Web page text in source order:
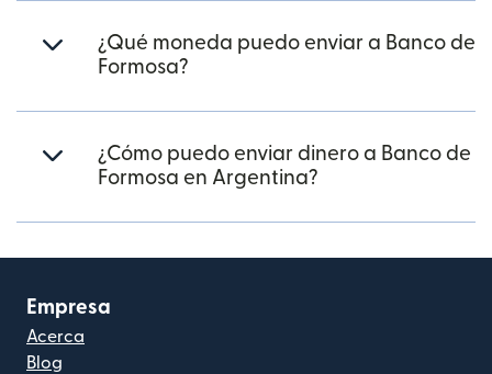
¿Qué moneda puedo enviar a Banco de
Formosa?
¿Cómo puedo enviar dinero a Banco de
Formosa en Argentina?
Empresa
Acerca
Blog